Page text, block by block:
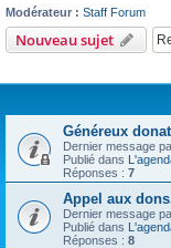
Modérateur : Staff Forum
Nouveau sujet
Généreux
Dernier message
Publié dans
Réponses : 7
Appel aux
Dernier message
Publié dans
Réponses : 8